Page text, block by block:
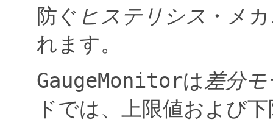
防ぐ ヒステリシス ・メ
れます。
GaugeMonitorは差分モ
ドでは、上限値および